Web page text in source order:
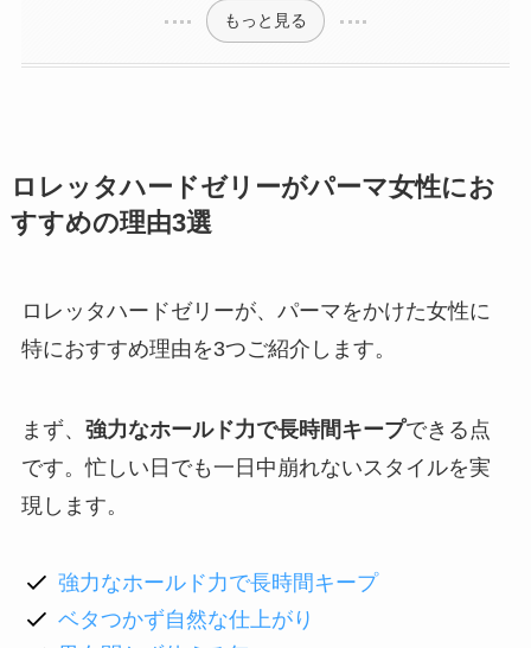
もっと見る
ロレッタハードゼリーがパーマ女性にお
すすめの理由3選
ロレッタハードゼリーが、パーマをかけた女性に
特におすすめ理由を3つご紹介します。
まず、 強力なホールド力で長時間キープできる点
です。忙しい日でも一日中崩れないスタイルを実
現します。
強力なホールド力で長時間キープ
ベタつかず自然な仕上がり